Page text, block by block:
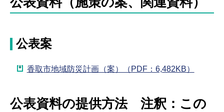
公表案
香取市地域防災計画（案）（PDF：6,482KB）
公表資料の提供方法 注釈：この